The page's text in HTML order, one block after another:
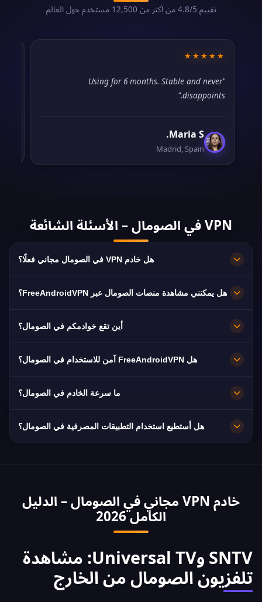
تقييم 4.8/5 من أكثر من 12,500 مستخدم حول العالم
★★★★★
"Using for 6 months. Stable and never
disappoints."
Maria S.
Madrid, Spain
VPN في الصومال – الأسئلة الشائعة
هل خادم VPN في الصومال مجاني فعلًا؟
بطاقة ولا تسجيل، مع نطاق ترددي غير محدود.
هل يمكنني مشاهدة منصات الصومال عبر FreeAndroidVPN؟
Cable، وعادةً بجودة HD دون تقطيع.
أين تقع خوادمكم في الصومال؟
ثانية، ويتم التحويل تلقائيًا إلى أقرب خادم متاح عند
التعطل.
هل FreeAndroidVPN آمن للاستخدام في الصومال؟
بالسجلات، فيبقى تصفحك خاصًا.
ما سرعة الخادم في الصومال؟
الصومال هو 15 Mbps، وهو مثالي للبث بجودة HD.
هل أستطيع استخدام التطبيقات المصرفية في الصومال؟
و EVC Plus mobile money بعنوان IP من الصومال.
خادم VPN مجاني في الصومال – الدليل
الكامل 2026
SNTV وUniversal TV: مشاهدة
تلفزيون الصومال من الخارج